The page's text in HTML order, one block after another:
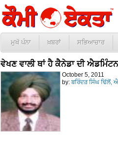
ਮੁਖੱ ਪੰਨਾ ਖ਼ਬਰਾਂ ਸਭਿਆਚਾਰ
ਵੇਖਣ ਵਾਲੀ ਥਾਂ ਹੈ ਕੈਨੇਡਾ ਦੀ
October 5, 2011
by: ਬਰਿੰਦਰ਼ ਸਿੰਘ ਢਿੱਲੋਂ,